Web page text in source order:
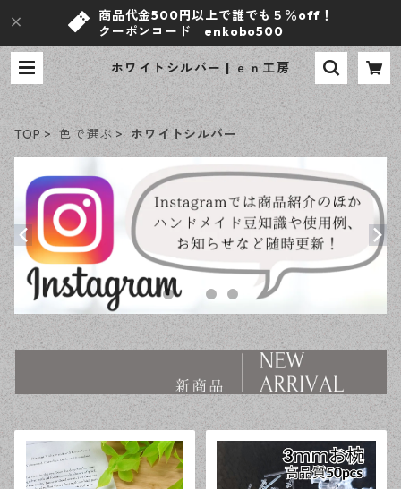
商品代金500円以上で誰でも５％off！
クーポンコード enkobo500
ホワイトシルバー | ｅｎ工房
TOP 色で選ぶ ホワイトシルバー